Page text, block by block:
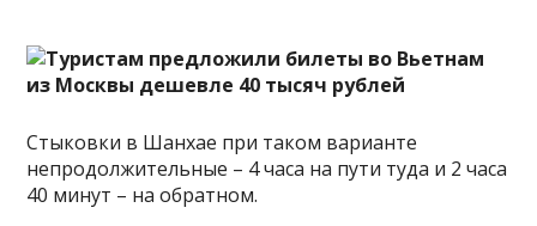
Стыковки в Шанхае при таком варианте
непродолжительные – 4 часа на пути туда и 2 часа
40 минут – на обратном.